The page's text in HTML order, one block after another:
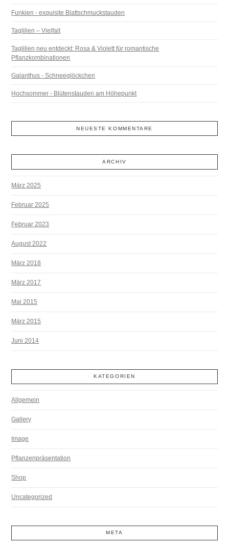
Funkien - exquisite Blattschmuckstauden
Taglilien – Vielfalt
Taglilien neu entdeckt: Rosa & Violett für romantische
Pflanzkombinationen
Galanthus - Schneeglöckchen
Hochsommer - Blütenstauden am Höhepunkt
NEUESTE KOMMENTARE
ARCHIV
März 2025
Februar 2025
Februar 2023
August 2022
März 2018
März 2017
Mai 2015
März 2015
Juni 2014
KATEGORIEN
Allgemein
Gallery
Image
Pflanzenpräsentation
Shop
Uncategorized
META